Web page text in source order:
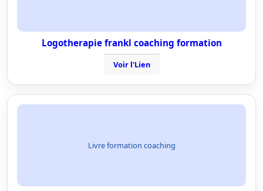
Logotherapie frankl coaching formation
Voir l'Lien
Livre formation coaching